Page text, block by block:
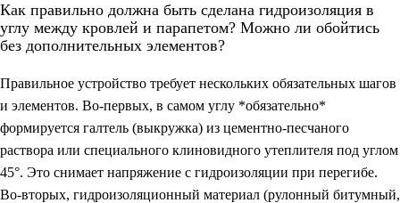
Как правильно должна быть сделана гидроизоляция в
углу между кровлей и парапетом? Можно ли обойтись
без дополнительных элементов?
Правильное устройство требует нескольких обязательных шагов
и элементов. Во-первых, в самом углу *обязательно*
формируется галтель (выкружка) из цементно-песчаного
раствора или специального клиновидного утеплителя под углом
45°. Это снимает напряжение с гидроизоляции при перегибе.
Во-вторых, гидроизоляционный материал (рулонный битумный,